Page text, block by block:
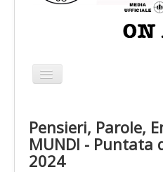
Cambia
navigazione
CHI SIAMO
IL FONDATORE
Pensieri, Parole,
MUNDI - Puntata
2024